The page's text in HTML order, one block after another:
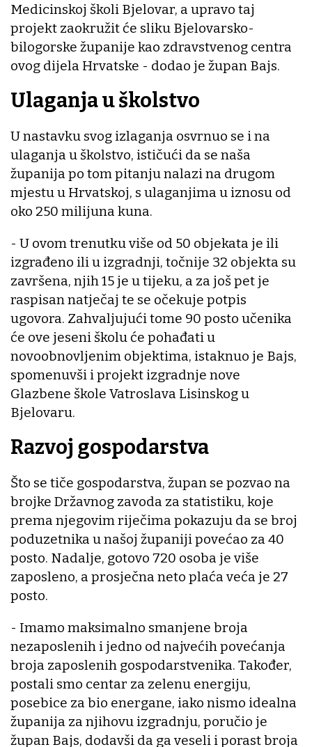
Medicinskoj školi Bjelovar, a upravo taj
projekt zaokružit će sliku Bjelovarsko-
bilogorske županije kao zdravstvenog centra
ovog dijela Hrvatske - dodao je župan Bajs.
Ulaganja u školstvo
U nastavku svog izlaganja osvrnuo se i na
ulaganja u školstvo, ističući da se naša
županija po tom pitanju nalazi na drugom
mjestu u Hrvatskoj, s ulaganjima u iznosu od
oko 250 milijuna kuna.
- U ovom trenutku više od 50 objekata je ili
izgrađeno ili u izgradnji, točnije 32 objekta su
završena, njih 15 je u tijeku, a za još pet je
raspisan natječaj te se očekuje potpis
ugovora. Zahvaljujući tome 90 posto učenika
će ove jeseni školu će pohađati u
novoobnovljenim objektima, istaknuo je Bajs,
spomenuvši i projekt izgradnje nove
Glazbene škole Vatroslava Lisinskog u
Bjelovaru.
Razvoj gospodarstva
Što se tiče gospodarstva, župan se pozvao na
brojke Državnog zavoda za statistiku, koje
prema njegovim riječima pokazuju da se broj
poduzetnika u našoj županiji povećao za 40
posto. Nadalje, gotovo 720 osoba je više
zaposleno, a prosječna neto plaća veća je 27
posto.
- Imamo maksimalno smanjene broja
nezaposlenih i jedno od najvećih povećanja
broja zaposlenih gospodarstvenika. Također,
postali smo centar za zelenu energiju,
posebice za bio energane, iako nismo idealna
županija za njihovu izgradnju, poručio je
župan Bajs, dodavši da ga veseli i porast broja